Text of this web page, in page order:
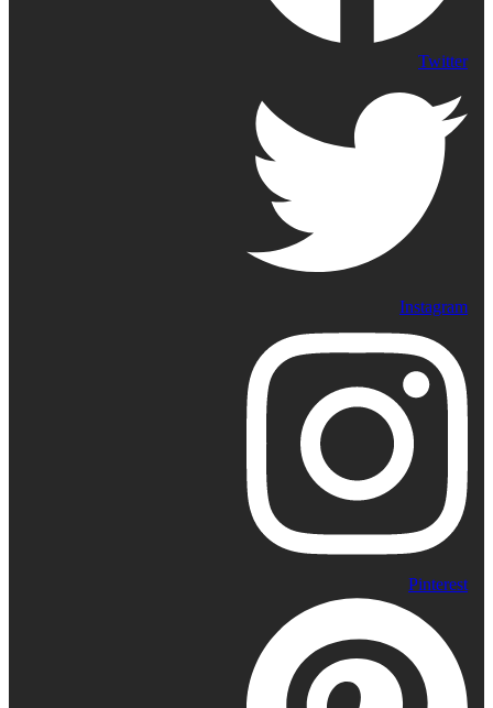
Twitter
Instagram
Pinterest